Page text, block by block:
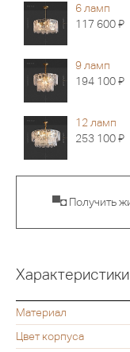
6 ламп
117 600Я
9 ламп
194 100Я
12 ламп
253 100Я
▀◘ Получить
Характеристики
Материал
Цвет корпуса